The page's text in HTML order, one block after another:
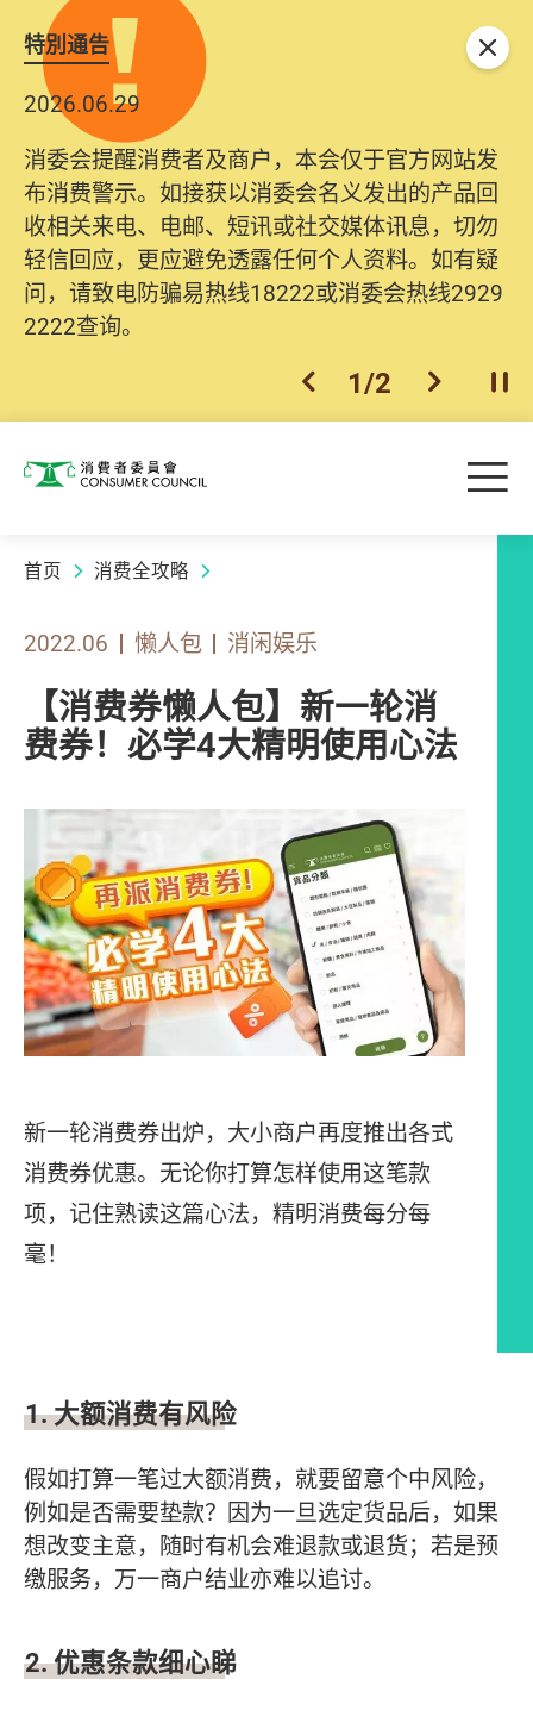
特別通告
2026.06.29
消委会提醒消费者及商户，本会仅于官方网站发
布消费警示。如接获以消委会名义发出的产品回
收相关来电、电邮、短讯或社交媒体讯息，切勿
轻信回应，更应避免透露任何个人资料。如有疑
问，请致电防骗易热线18222或消委会热线2929
2222查询。
上一个
1/2 下一个开
关闭
消费者委员会 目
首页 消费全攻略
2022.06 懒人包 消闲娱乐
【消费券懒人包】新一轮消
费券！必学4大精明使用心法
新一轮消费券出炉，大小商户再度推出各式
消费券优惠。无论你打算怎样使用这笔款
项，记住熟读这篇心法，精明消费每分每
毫！
1.大额消费有风险
假如打算一笔过大额消费，就要留意个中风险，
例如是否需要垫款？因为一旦选定货品后，如果
想改变主意，随时有机会难退款或退货；若是预
缴服务，万一商户结业亦难以追讨。
2.优惠条款细心睇